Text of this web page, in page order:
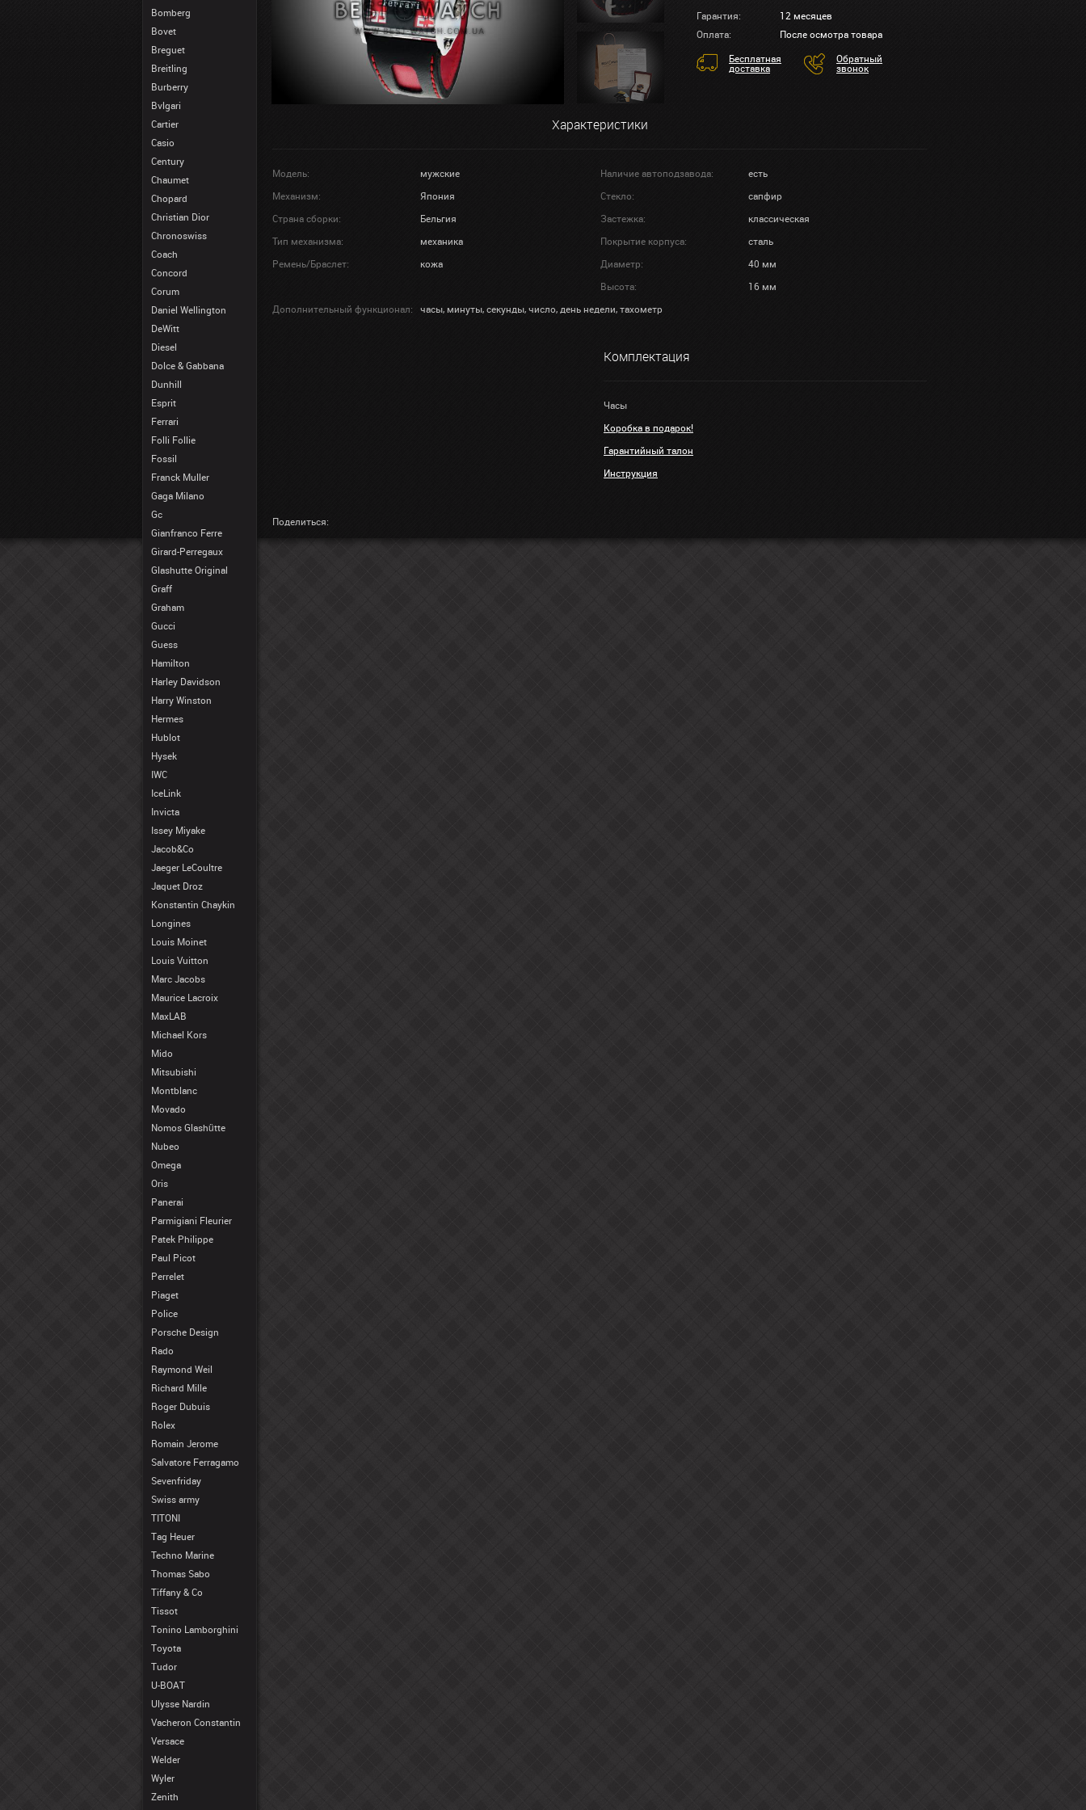
Bomberg
Bovet
Breguet
Breitling
Burberry
Bvlgari
Cartier
Casio
Century
Chaumet
Chopard
Christian Dior
Chronoswiss
Coach
Concord
Corum
Daniel Wellington
DeWitt
Diesel
Dolce & Gabbana
Dunhill
Esprit
Ferrari
Folli Follie
Fossil
Franck Muller
Gaga Milano
Gc
Gianfranco Ferre
Girard-Perregaux
Glashutte Original
Graff
Graham
Gucci
Guess
Hamilton
Harley Davidson
Harry Winston
Hermes
Hublot
Hysek
IWC
IceLink
Invicta
Issey Miyake
Jacob&Co
Jaeger LeCoultre
Jaquet Droz
Konstantin Chaykin
Longines
Louis Moinet
Louis Vuitton
Marc Jacobs
Maurice Lacroix
MaxLAB
Michael Kors
Mido
Mitsubishi
Montblanc
Movado
Nomos Glashütte
Nubeo
Omega
Oris
Panerai
Parmigiani Fleurier
Patek Philippe
Paul Picot
Perrelet
Piaget
Police
Porsche Design
Rado
Raymond Weil
Richard Mille
Roger Dubuis
Rolex
Romain Jerome
Salvatore Ferragamo
Sevenfriday
Swiss army
TITONI
Tag Heuer
Techno Marine
Thomas Sabo
Tiffany & Co
Tissot
Tonino Lamborghini
Toyota
Tudor
U-BOAT
Ulysse Nardin
Vacheron Constantin
Versace
Welder
Wyler
Zenith
Гарантия:
12 месяцев
Оплата:
После осмотра товара
Бесплатная
доставка
Обратный
звонок
Характеристики
Модель: мужские Наличие автоподзавода:
есть
Механизм:
Япония Стекло:
сапфир
Страна сборки:
Бельгия Застежка:
классическая
Тип механизма:
механика Покрытие корпуса:
сталь
Ремень/Браслет:
кожа Диаметр:
40 мм
Высота:
16 мм
Дополнительный функционал:
часы, минуты, секунды, число, день недели, тахометр
Комплектация
Часы
Коробка в подарок!
Гарантийный талон
Инструкция
Поделиться: